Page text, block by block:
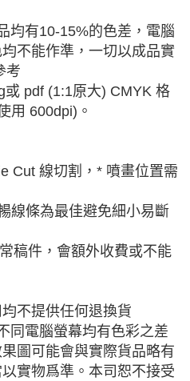
均有10-15%的色差，電腦
不能作準，一切以成品實
考
pdf (1:1原大) CMYK 格
用 600dpi)。
Cut 線切割，* 噴畫位置需
線條為最佳避免細小易斷
稿件，會額外收費或不能
不提供任何退換貨
同電腦螢幕均有色彩之差
圖可能會與實際貨品略有
實物爲準。本司恕不接受